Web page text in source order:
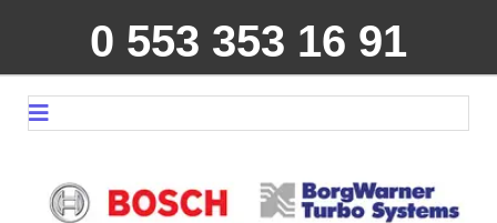
0 553 353 16 91